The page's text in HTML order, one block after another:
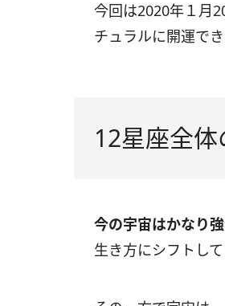
今回は2020年１月
チュラルに開運で
12星座全
今の宇宙はかなり
生き方にシフトし